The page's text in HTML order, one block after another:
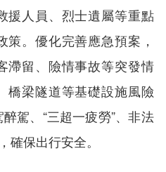
援人員、烈士遺屬等重點
。優化完善應急預案，
滯留、險情事故等突發情
橋梁隧道等基礎設施風險
駕、“三超一疲勞”、非法
確保出行安全。